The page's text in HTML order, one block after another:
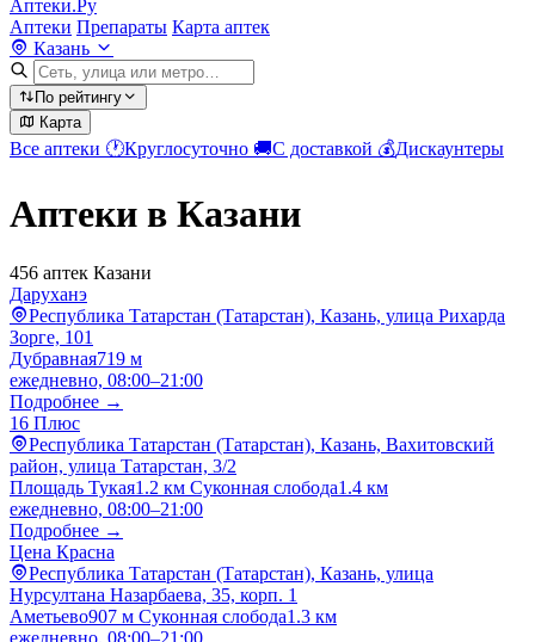
Аптеки.Ру
Аптеки Препараты Карта аптек
Казань
По рейтингу
Карта
Все аптеки 🕐Круглосуточно 🚚С доставкой 💰Дискаунтеры
Аптеки в Казани
456 аптек Казани
Даруханэ
Республика Татарстан (Татарстан), Казань, улица Рихарда
Зорге, 101
Дубравная719 м
ежедневно, 08:00–21:00
Подробнее →
16 Плюс
Республика Татарстан (Татарстан), Казань, Вахитовский
район, улица Татарстан, 3/2
Площадь Тукая1.2 км Суконная слобода1.4 км
ежедневно, 08:00–21:00
Подробнее →
Цена Красна
Республика Татарстан (Татарстан), Казань, улица
Нурсултана Назарбаева, 35, корп. 1
Аметьево907 м Суконная слобода1.3 км
ежедневно, 08:00–21:00